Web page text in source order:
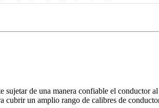
de una manera confiable el conductor
cubrir un amplio rango de calibres de